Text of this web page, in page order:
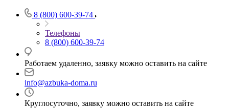
8 (800) 600-39-74
Телефоны
8 (800) 600-39-74
Работаем удаленно, заявку можно оставить на сайте
info@azbuka-doma.ru
Круглосуточно, заявку можно оставить на сайте